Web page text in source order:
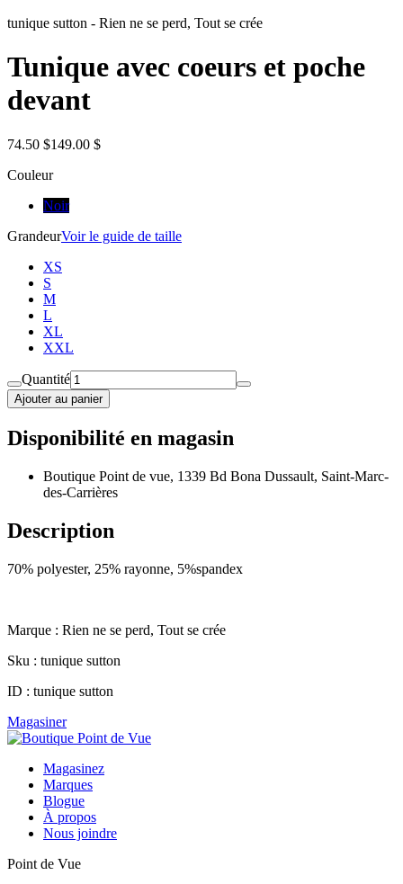
tunique sutton - Rien ne se perd, Tout se crée
Tunique avec coeurs et poche
devant
74.50 $149.00 $
Couleur
Noir
GrandeurVoir le guide de taille
XS
S
M
L
XL
XXL
Quantité
Ajouter au panier
Disponibilité en magasin
Boutique Point de vue, 1339 Bd Bona Dussault, Saint-Marc-
des-Carrières
Description
70% polyester, 25% rayonne, 5%spandex
Marque : Rien ne se perd, Tout se crée
Sku : tunique sutton
ID : tunique sutton
Magasiner
Magasinez
Marques
Blogue
À propos
Nous joindre
Point de Vue